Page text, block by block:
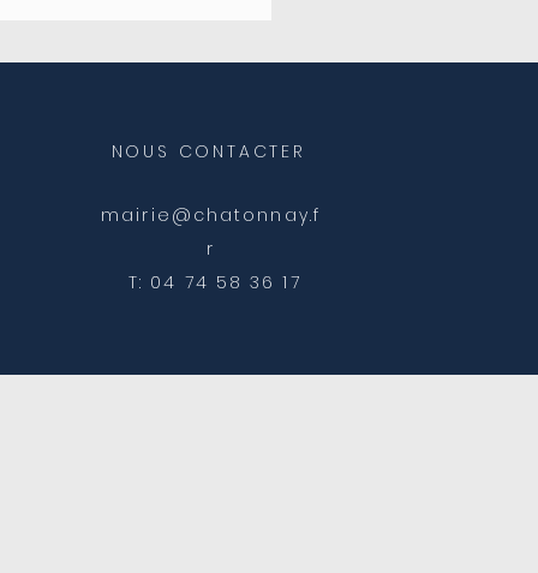
NOUS CONTACTER
mairie@chatonnay.f
r
T: 04 74 58 36 17